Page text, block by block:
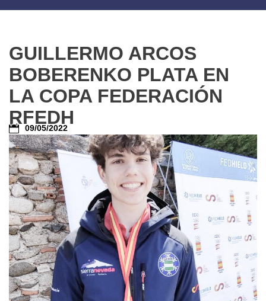
GUILLERMO ARCOS
BOBERENKO PLATA EN
LA COPA FEDERACIÓN
RFEDH
09/05/2022